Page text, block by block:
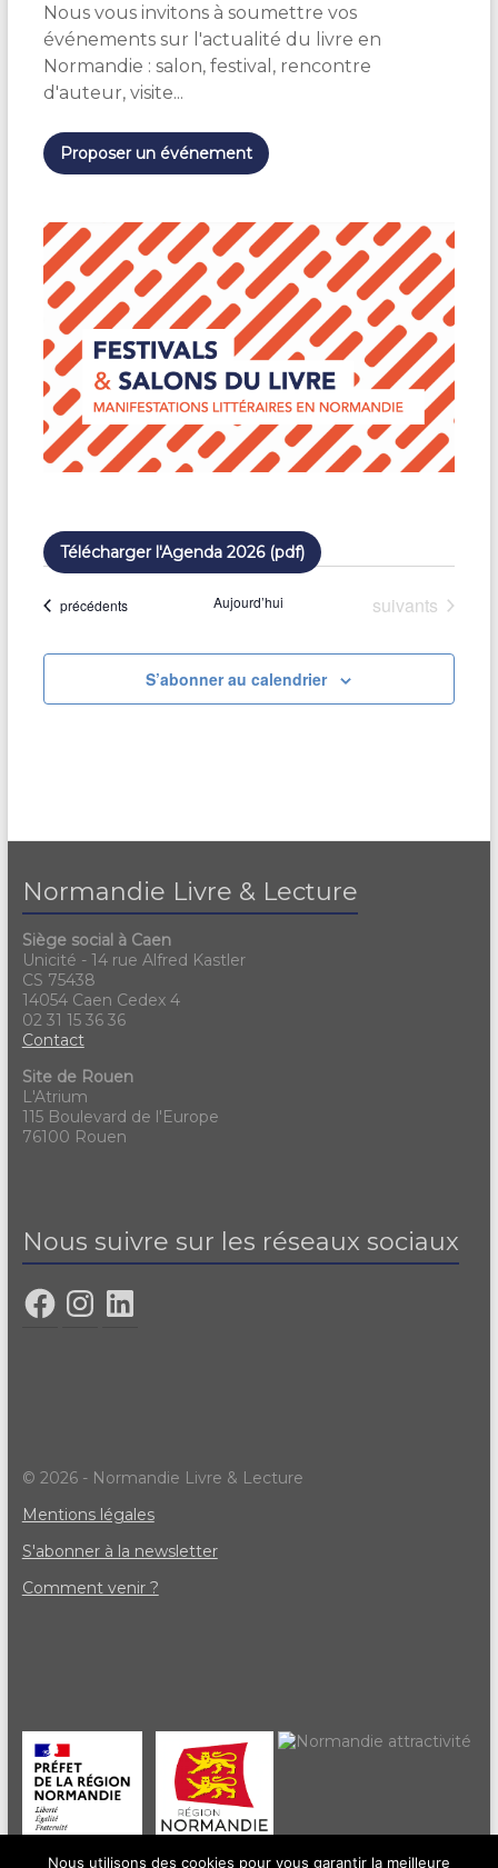
c
t
i
o
n
e
z
e
d
a
t
.
Nous vous invitons à soumettre vos
événements sur l'actualité du livre en
Normandie : salon, festival, rencontre
d'auteur, visite...
Proposer un événement
Télécharger l'Agenda 2026 (pdf)
Évènements
précédents Aujourd’hui Évènements
suivants
S’abonner au calendrier
Normandie Livre & Lecture
Siège social à Caen
Unicité - 14 rue Alfred Kastler
CS 75438
14054 Caen Cedex 4
02 31 15 36 36
Contact
Site de Rouen
L'Atrium
115 Boulevard de l'Europe
76100 Rouen
Nous suivre sur les réseaux sociaux
© 2026 - Normandie Livre & Lecture
Mentions légales
S'abonner à la newsletter
Comment venir ?
Nous utilisons des cookies pour vous garantir la meilleure